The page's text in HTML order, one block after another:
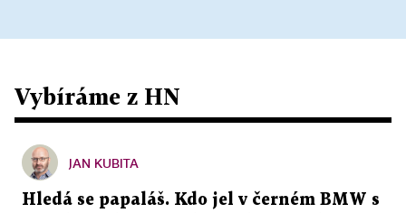
Vybíráme z HN
JAN KUBITA
Hledá se papaláš. Kdo jel v černém BMW s